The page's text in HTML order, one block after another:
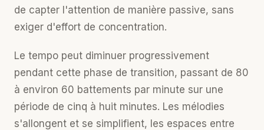
de capter l'attention de manière passive, sans
exiger d'effort de concentration.
Le tempo peut diminuer progressivement
pendant cette phase de transition, passant de 80
à environ 60 battements par minute sur une
période de cinq à huit minutes. Les mélodies
s'allongent et se simplifient, les espaces entre